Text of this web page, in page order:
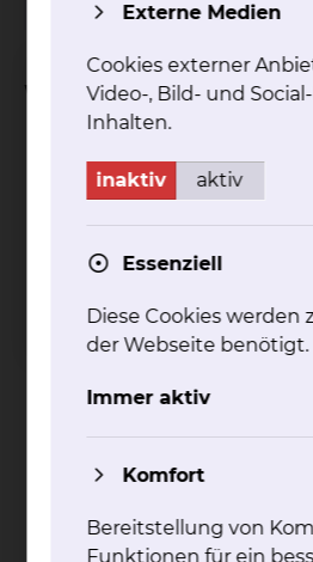
Weitere
Ab­klä­rung
mehr
Ab­klä­rung
Externe Medien
Cookies externer
Video-, Bild- und
Inhalten.
inaktiv aktiv
Essenziell
Diese Cookies werden
der Webseite benötigt.
Immer aktiv
Komfort
Bereitstellung von
Funktionen für ein